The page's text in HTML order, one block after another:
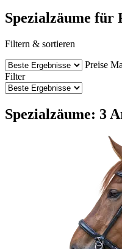
Spezialzäume für
Filtern & sortieren
Preise
Filter
Spezialzäume: 3